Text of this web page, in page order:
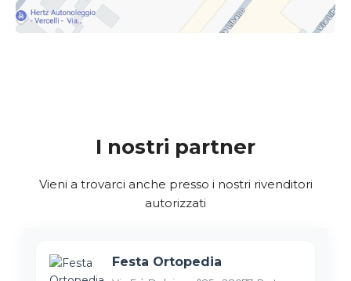
I nostri partner
Vieni a trovarci anche presso i nostri rivenditori
autorizzati
Festa Ortopedia